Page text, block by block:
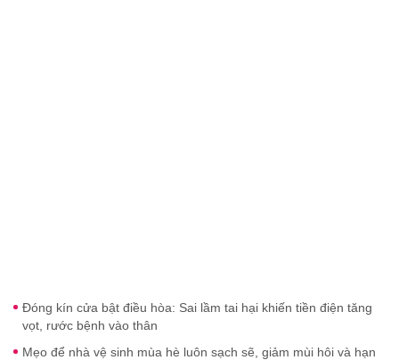
Đóng kín cửa bật điều hòa: Sai lầm tai hại khiến tiền điện tăng
vọt, rước bệnh vào thân
Mẹo để nhà vệ sinh mùa hè luôn sạch sẽ, giảm mùi hôi và hạn